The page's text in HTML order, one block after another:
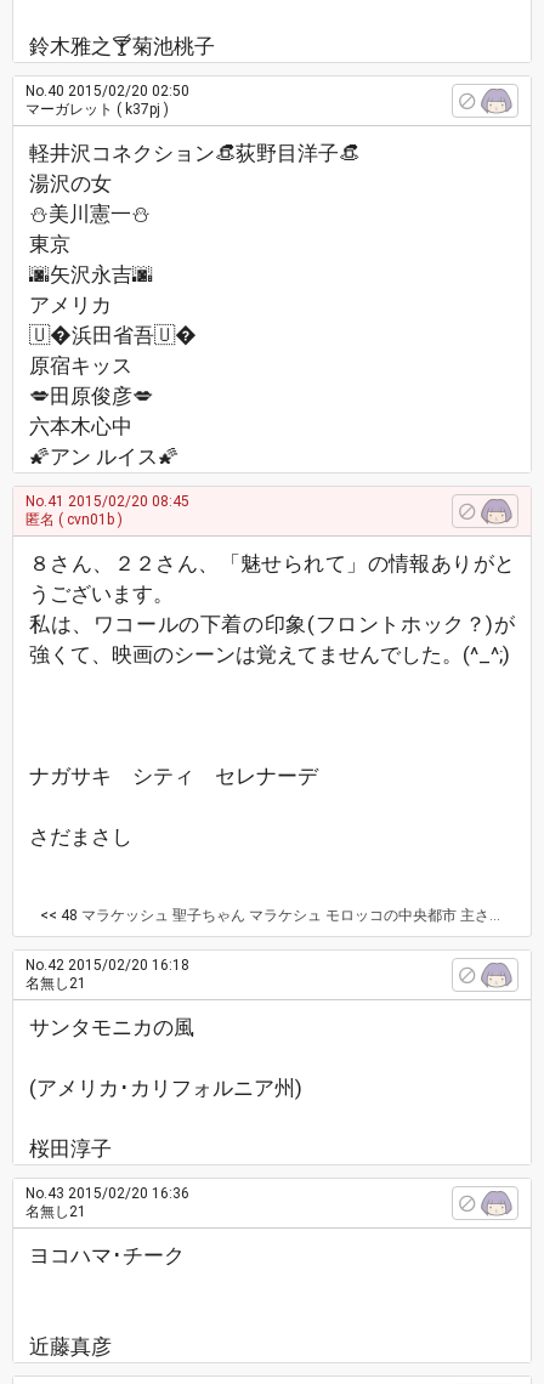
鈴木雅之🍸菊池桃子
No.40 2015/02/20 02:50
マーガレット ( k37pj )
軽井沢コネクション👒荻野目洋子👒
湯沢の女
⛄美川憲一⛄
東京
🌆矢沢永吉🌆
アメリカ
🇺�浜田省吾🇺�
原宿キッス
💋田原俊彦💋
六本木心中
🌠アン ルイス🌠
No.41 2015/02/20 08:45
匿名 ( cvn01b )
８さん、２２さん、「魅せられて」の情報ありがと
うございます。
私は、ワコールの下着の印象(フロントホック？)が
強くて、映画のシーンは覚えてませんでした。(^_^;)
ナガサキ シティ セレナーデ
さだまさし
<< 48 マラケッシュ 聖子ちゃん マラケシュ モロッコの中央都市 主さん どういたしまして💦 フロントホックブラ 当時は画期的でしたね
No.42 2015/02/20 16:18
名無し21
サンタモニカの風
(アメリカ･カリフォルニア州)
桜田淳子
No.43 2015/02/20 16:36
名無し21
ヨコハマ･チーク
近藤真彦